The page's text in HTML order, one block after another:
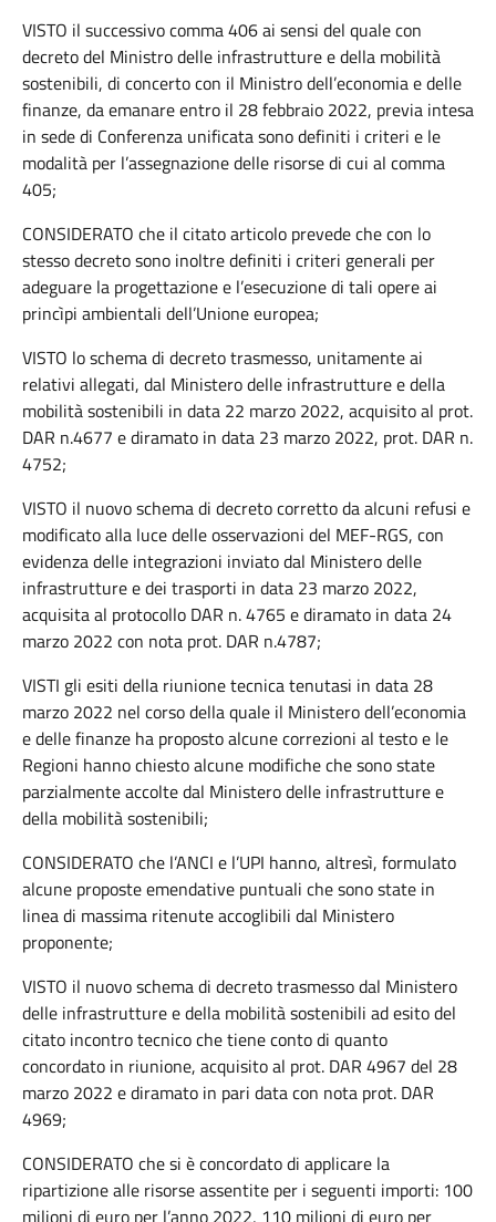
VISTO il successivo comma 406 ai sensi del quale con
decreto del Ministro delle infrastrutture e della mobilità
sostenibili, di concerto con il Ministro dell’economia e delle
finanze, da emanare entro il 28 febbraio 2022, previa intesa
in sede di Conferenza unificata sono definiti i criteri e le
modalità per l’assegnazione delle risorse di cui al comma
405;
CONSIDERATO che il citato articolo prevede che con lo
stesso decreto sono inoltre definiti i criteri generali per
adeguare la progettazione e l’esecuzione di tali opere ai
princìpi ambientali dell’Unione europea;
VISTO lo schema di decreto trasmesso, unitamente ai
relativi allegati, dal Ministero delle infrastrutture e della
mobilità sostenibili in data 22 marzo 2022, acquisito al prot.
DAR n.4677 e diramato in data 23 marzo 2022, prot. DAR n.
4752;
VISTO il nuovo schema di decreto corretto da alcuni refusi e
modificato alla luce delle osservazioni del MEF-RGS, con
evidenza delle integrazioni inviato dal Ministero delle
infrastrutture e dei trasporti in data 23 marzo 2022,
acquisita al protocollo DAR n. 4765 e diramato in data 24
marzo 2022 con nota prot. DAR n.4787;
VISTI gli esiti della riunione tecnica tenutasi in data 28
marzo 2022 nel corso della quale il Ministero dell’economia
e delle finanze ha proposto alcune correzioni al testo e le
Regioni hanno chiesto alcune modifiche che sono state
parzialmente accolte dal Ministero delle infrastrutture e
della mobilità sostenibili;
CONSIDERATO che l’ANCI e l’UPI hanno, altresì, formulato
alcune proposte emendative puntuali che sono state in
linea di massima ritenute accoglibili dal Ministero
proponente;
VISTO il nuovo schema di decreto trasmesso dal Ministero
delle infrastrutture e della mobilità sostenibili ad esito del
citato incontro tecnico che tiene conto di quanto
concordato in riunione, acquisito al prot. DAR 4967 del 28
marzo 2022 e diramato in pari data con nota prot. DAR
4969;
CONSIDERATO che si è concordato di applicare la
ripartizione alle risorse assentite per i seguenti importi: 100
milioni di euro per l’anno 2022, 110 milioni di euro per